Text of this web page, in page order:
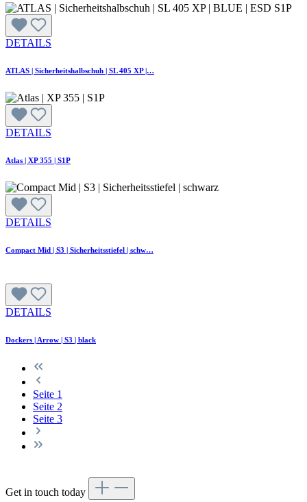
DETAILS
ATLAS | Sicherheitshalbschuh | SL 405 XP |…
DETAILS
Atlas | XP 355 | S1P
DETAILS
Compact Mid | S3 | Sicherheitsstiefel | schw…
DETAILS
Dockers | Arrow | S3 | black
Seite 1
Seite 2
Seite 3
Get in touch today